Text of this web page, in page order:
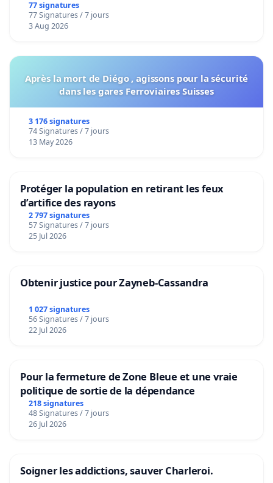
bediening van de wijken Strombeek en Het
Voor
77 signatures
77 Signatures / 7 jours
3 Aug 2026
Après la mort de Diégo , agissons pour la sécurité
dans les gares Ferroviaires Suisses
3 176 signatures
74 Signatures / 7 jours
13 May 2026
Protéger la population en retirant les feux
d’artifice des rayons
2 797 signatures
57 Signatures / 7 jours
25 Jul 2026
Obtenir justice pour Zayneb-Cassandra
1 027 signatures
56 Signatures / 7 jours
22 Jul 2026
Pour la fermeture de Zone Bleue et une vraie
politique de sortie de la dépendance
218 signatures
48 Signatures / 7 jours
26 Jul 2026
Soigner les addictions, sauver Charleroi.